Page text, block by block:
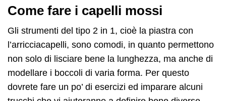
Come fare i capelli mossi
Gli strumenti del tipo 2 in 1, cioè la piastra con
l’arricciacapelli, sono comodi, in quanto permettono
non solo di lisciare bene la lunghezza, ma anche di
modellare i boccoli di varia forma. Per questo
dovrete fare un po’ di esercizi ed imparare alcuni